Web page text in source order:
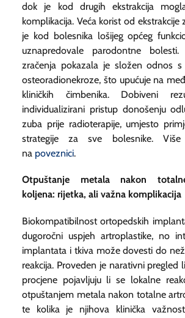
dok je kod drugih ekstrakcija
komplikacija. Veća korist od ekstrakcije
je kod bolesnika lošijeg općeg
uznapredovale parodontne
zračenja pokazala je složen odnos
osteoradionekroze, što upućuje na
kliničkih čimbenika. Dobiveni
individualizirani pristup donošenju
zuba prije radioterapije, umjesto
strategije za sve bolesnike.
na poveznici.
Otpuštanje metala nakon
koljena: rijetka, ali važna komplikacija
Biokompatibilnost ortopedskih
dugoročni uspjeh artroplastike, no
implantata i tkiva može dovesti do
reakcija. Proveden je narativni pregled
procjene pojavljuju li se lokalne
otpuštanjem metala nakon totalne
te kolika je njihova klinička